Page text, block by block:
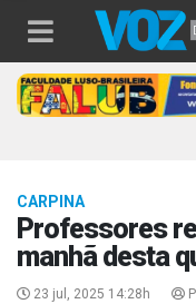
CARPINA
Professores
manhã desta
23 jul, 2025 14:28h